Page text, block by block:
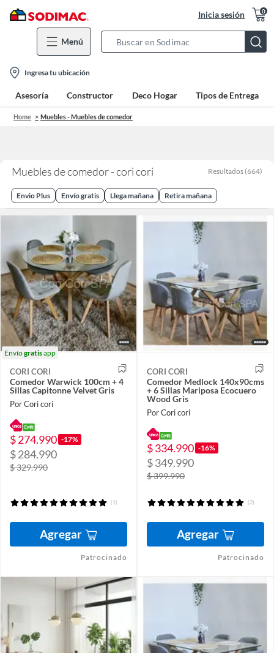
Inicia sesión 0
Menú
Bar
location-
icon
Ingresa tu ubicación
Asesoría Constructor Deco Hogar Tipos de Entrega
Home Muebles - Muebles de comedor
Muebles de comedor - cori cori Resultados (664)
Envio Plus Envío gratis Llega mañana Retira mañana
Envíogratisapp
CORI CORI
Comedor Warwick 100cm + 4
Sillas Capitonne Velvet Gris
Por Cori cori
$ 274.990 -17%
$ 284.990
$ 329.990
(1)
Agregar
Patrocinado
CORI CORI
Comedor Medlock 140x90cms
+ 6 Sillas Mariposa Ecocuero
Wood Gris
Por Cori cori
$ 334.990 -16%
$ 349.990
$ 399.990
(2)
Agregar
Patrocinado